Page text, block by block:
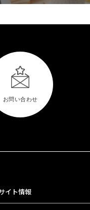
イト情報